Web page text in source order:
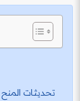
تحديثات